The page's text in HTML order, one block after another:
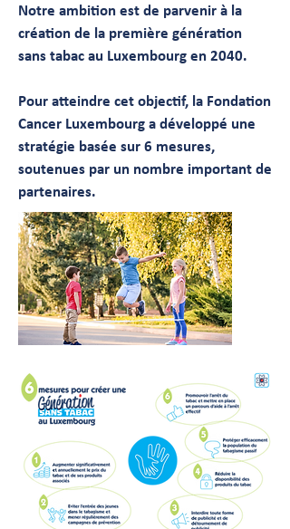
Notre ambition est de parvenir à la
création de la première génération
sans tabac au Luxembourg en 2040.
Pour atteindre cet objectif, la Fondation
Cancer Luxembourg a développé une
stratégie basée sur 6 mesures,
soutenues par un nombre important de
partenaires.